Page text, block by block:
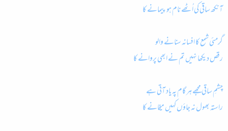
آنکھ ساقی کی اُٹھے نام ہو پیمانے کا
گرمئی شمع کا افسانہ سنانے والو
رقص دیکھا نہیں تم نے ابھی پروانے کا
چشمِ ساقی مجھے ہر گام پہ یاد آتی ہے
راستہ بھول نہ جاؤں کہیں میخانے کا